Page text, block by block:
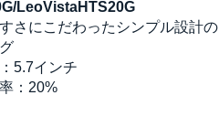
LeoVistaHTS20G
さにこだわったシンプル設計の
5.7インチ
：20%